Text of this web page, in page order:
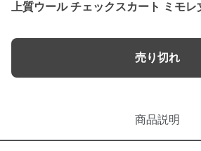
上質ウール チェックスカート ミモレ
売り切れ
商品説明